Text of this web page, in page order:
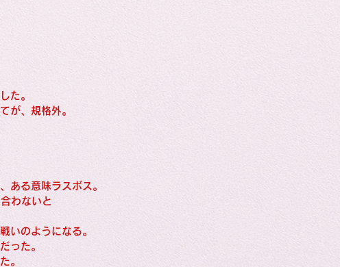
Sounds
Colors
Human
Literature
Horror
た。
が、規格外。
ある意味ラスボス。
わないと
いのようになる。
った。
。